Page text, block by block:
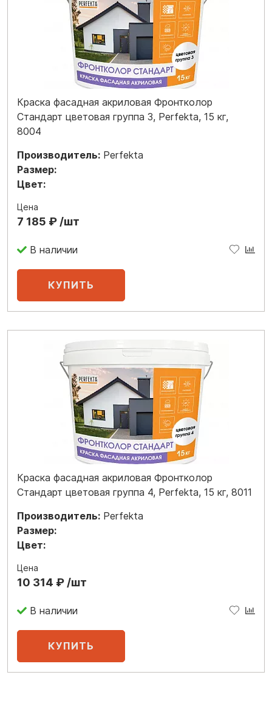
Краска фасадная акриловая Фронтколор
Стандарт цветовая группа 3, Perfekta, 15 кг,
8004
Производитель: Perfekta
Размер:
Цвет:
Цена
7 185 ₽ /шт
В наличии
Краска фасадная акриловая Фронтколор
Стандарт цветовая группа 4, Perfekta, 15 кг, 8011
Производитель: Perfekta
Размер:
Цвет:
Цена
10 314 ₽ /шт
В наличии